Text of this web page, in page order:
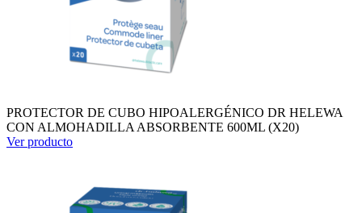
PROTECTOR DE CUBO HIPOALERGÉNICO DR HELEWA
CON ALMOHADILLA ABSORBENTE 600ML (X20)
Ver producto